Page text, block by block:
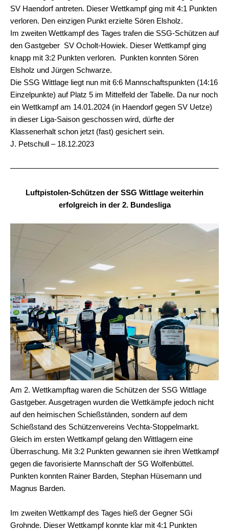
SV Haendorf antreten. Dieser Wettkampf ging mit 4:1 Punkten
verloren. Den einzigen Punkt erzielte Sören Elsholz.
Im zweiten Wettkampf des Tages trafen die SSG-Schützen auf
den Gastgeber SV Ocholt-Howiek. Dieser Wettkampf ging
knapp mit 3:2 Punkten verloren. Punkten konnten Sören
Elsholz und Jürgen Schwarze.
Die SSG Wittlage liegt nun mit 6:6 Mannschaftspunkten (14:16
Einzelpunkte) auf Platz 5 im Mittelfeld der Tabelle. Da nur noch
ein Wettkampf am 14.01.2024 (in Haendorf gegen SV Uetze)
in dieser Liga-Saison geschossen wird, dürfte der
Klassenerhalt schon jetzt (fast) gesichert sein.
J. Petschull – 18.12.2023
Luftpistolen-Schützen der SSG Wittlage weiterhin
erfolgreich in der 2. Bundesliga
Am 2. Wettkampftag waren die Schützen der SSG Wittlage
Gastgeber. Ausgetragen wurden die Wettkämpfe jedoch nicht
auf den heimischen Schießständen, sondern auf dem
Schießstand des Schützenvereins Vechta-Stoppelmarkt.
Gleich im ersten Wettkampf gelang den Wittlagern eine
Überraschung. Mit 3:2 Punkten gewannen sie ihren Wettkampf
gegen die favorisierte Mannschaft der SG Wolfenbüttel.
Punkten konnten Rainer Barden, Stephan Hüsemann und
Magnus Barden.
Im zweiten Wettkampf des Tages hieß der Gegner SGi
Grohnde. Dieser Wettkampf konnte klar mit 4:1 Punkten